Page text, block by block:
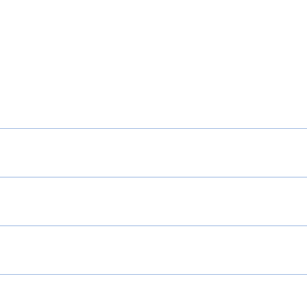
il tuo bucato dagli incidenti di lavaggio e ti
i colori dispersi ed evitano che si
fondo del cestello. Aggiungi il bucato e il